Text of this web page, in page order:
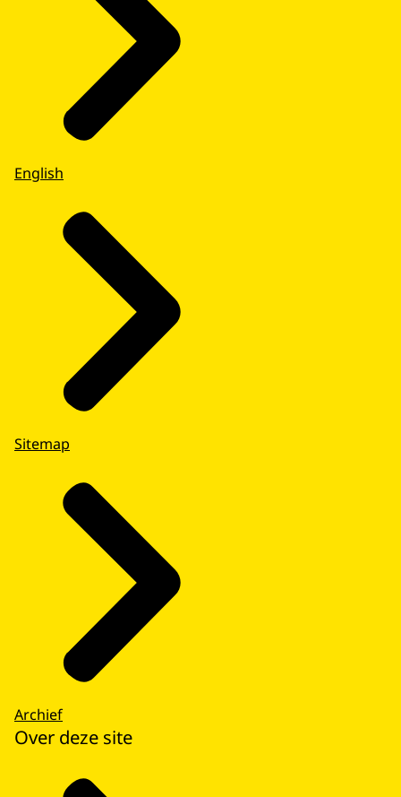
English
Sitemap
Archief
Over deze site